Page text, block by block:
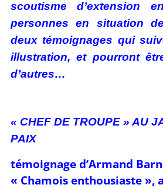
scoutisme d’extension
personnes en situation
deux témoignages qui
illustration, et pourront
d’autres…
« CHEF DE TROUPE » AU
PAIX
témoignage d’Armand
« Chamois enthousiaste »,